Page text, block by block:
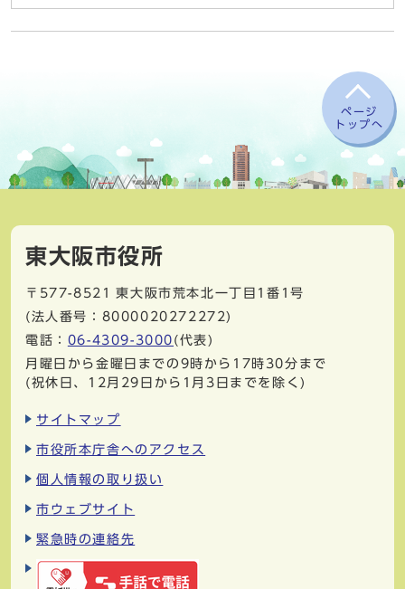
ページ
トップへ
東大阪市役所
〒577-8521
東大阪市荒本北一丁目1番1号
(法人番号：8000020272272)
電話： 06-4309-3000 (代表)
月曜日から金曜日までの9時から17時30分まで
(祝休日、12月29日から1月3日までを除く)
サイトマップ
市役所本庁舎へのアクセス
個人情報の取り扱い
市ウェブサイト
緊急時の連絡先